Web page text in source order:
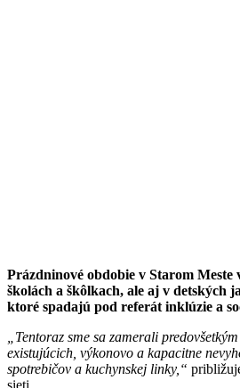
Prázdninové obdobie v Starom
školách a škôlkach, ale aj v detských
ktoré spadajú pod referát inklúzie a
„Tentoraz sme sa zamerali
existujúcich, výkonovo a kapacitne
spotrebičov a kuchynskej linky,“
sieti.